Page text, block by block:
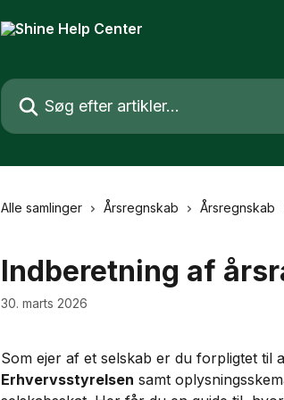
Søg efter artikler...
Alle samlinger Årsregnskab Årsregnskab
Indberetning af
30. marts 2026
Som ejer af et selskab er du forpligtet til
Erhvervsstyrelsen samt